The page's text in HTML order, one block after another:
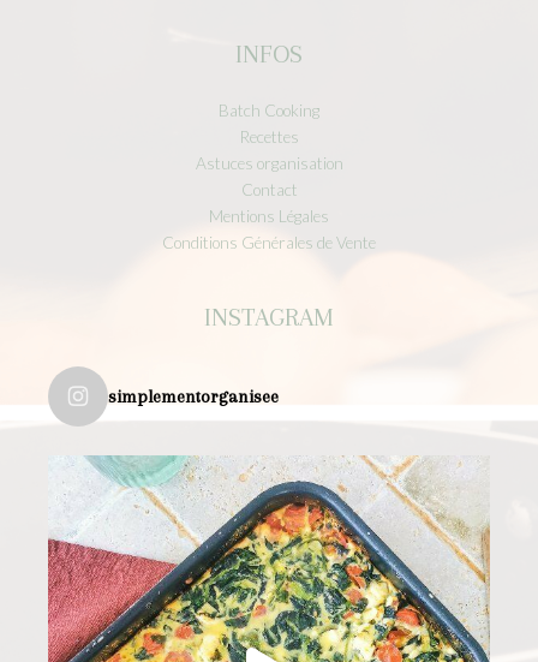
INFOS
Batch Cooking
Recettes
Astuces organisation
Contact
Mentions Légales
Conditions Générales de Vente
INSTAGRAM
simplementorganisee